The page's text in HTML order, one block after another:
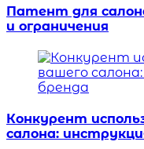
Патент для
и ограничения
Конкурент
салона: